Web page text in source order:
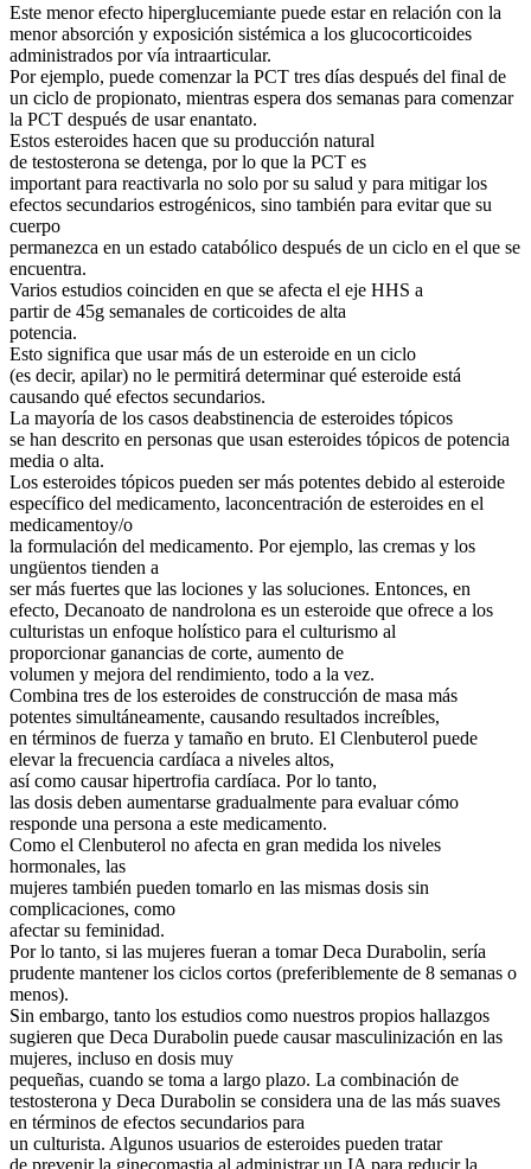
Este menor efecto hiperglucemiante puede estar en relación con la
menor absorción y exposición sistémica a los glucocorticoides
administrados por vía intraarticular.
Por ejemplo, puede comenzar la PCT tres días después del final de
un ciclo de propionato, mientras espera dos semanas para comenzar
la PCT después de usar enantato.
Estos esteroides hacen que su producción natural
de testosterona se detenga, por lo que la PCT es
important para reactivarla no solo por su salud y para mitigar los
efectos secundarios estrogénicos, sino también para evitar que su
cuerpo
permanezca en un estado catabólico después de un ciclo en el que se
encuentra.
Varios estudios coinciden en que se afecta el eje HHS a
partir de 45g semanales de corticoides de alta
potencia.
Esto significa que usar más de un esteroide en un ciclo
(es decir, apilar) no le permitirá determinar qué esteroide está
causando qué efectos secundarios.
La mayoría de los casos deabstinencia de esteroides tópicos
se han descrito en personas que usan esteroides tópicos de potencia
media o alta.
Los esteroides tópicos pueden ser más potentes debido al esteroide
específico del medicamento, laconcentración de esteroides en el
medicamentoy/o
la formulación del medicamento. Por ejemplo, las cremas y los
ungüentos tienden a
ser más fuertes que las lociones y las soluciones. Entonces, en
efecto, Decanoato de nandrolona es un esteroide que ofrece a los
culturistas un enfoque holístico para el culturismo al
proporcionar ganancias de corte, aumento de
volumen y mejora del rendimiento, todo a la vez.
Combina tres de los esteroides de construcción de masa más
potentes simultáneamente, causando resultados increíbles,
en términos de fuerza y tamaño en bruto. El Clenbuterol puede
elevar la frecuencia cardíaca a niveles altos,
así como causar hipertrofia cardíaca. Por lo tanto,
las dosis deben aumentarse gradualmente para evaluar cómo
responde una persona a este medicamento.
Como el Clenbuterol no afecta en gran medida los niveles
hormonales, las
mujeres también pueden tomarlo en las mismas dosis sin
complicaciones, como
afectar su feminidad.
Por lo tanto, si las mujeres fueran a tomar Deca Durabolin, sería
prudente mantener los ciclos cortos (preferiblemente de 8 semanas o
menos).
Sin embargo, tanto los estudios como nuestros propios hallazgos
sugieren que Deca Durabolin puede causar masculinización en las
mujeres, incluso en dosis muy
pequeñas, cuando se toma a largo plazo. La combinación de
testosterona y Deca Durabolin se considera una de las más suaves
en términos de efectos secundarios para
un culturista. Algunos usuarios de esteroides pueden tratar
de prevenir la ginecomastia al administrar un IA para reducir la